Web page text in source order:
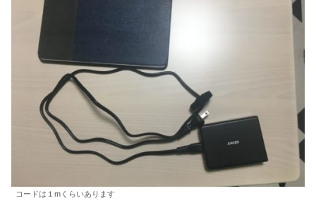
コードは１mくらいあります